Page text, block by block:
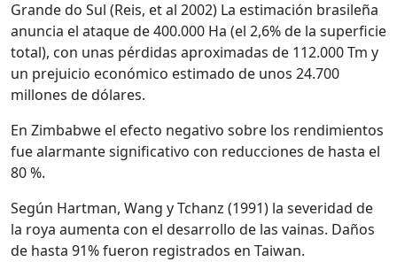
Grande do Sul (Reis, et al 2002) La estimación brasileña
anuncia el ataque de 400.000 Ha (el 2,6% de la superficie
total), con unas pérdidas aproximadas de 112.000 Tm y
un prejuicio económico estimado de unos 24.700
millones de dólares.
En Zimbabwe el efecto negativo sobre los rendimientos
fue alarmante significativo con reducciones de hasta el
80 %.
Según Hartman, Wang y Tchanz (1991) la severidad de
la roya aumenta con el desarrollo de las vainas. Daños
de hasta 91% fueron registrados en Taiwan.